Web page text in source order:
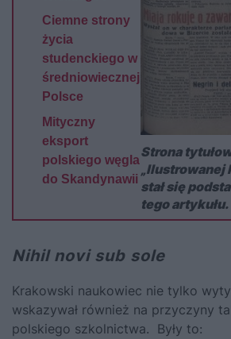
Strona
„Ilustrowanej
stał się
tego artykułu.
Ciemne strony
życia
studenckiego w
średniowiecznej
Polsce
Mityczny
eksport
polskiego węgla
do Skandynawii
Nihil novi sub sole
Krakowski naukowiec nie tylko
wskazywał również na przyczyny
polskiego szkolnictwa. Były to: